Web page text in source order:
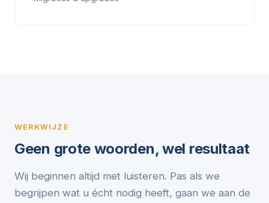
WERKWIJZE
Geen grote woorden, wel resultaat
Wij beginnen altijd met luisteren. Pas als we
begrijpen wat u écht nodig heeft, gaan we aan de